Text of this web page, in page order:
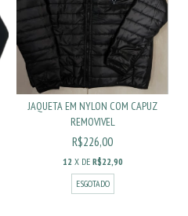
JAQUETA EM NYLON COM CAPUZ
REMOVIVEL
R$226,00
12 X DE R$22,90
ESGOTADO